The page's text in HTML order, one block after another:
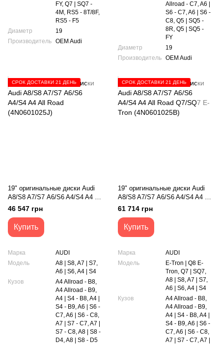
FY, Q7 | SQ7 -
4M, RS5 - 8T/8F,
RS5 - F5
Диаметр
19
Производитель OEM Audi
Allroad - C7, A6 |
S6 - C7, A6 | S6 -
C8, Q5 | SQ5 -
8R, Q5 | SQ5 -
FY
Диаметр
19
Производитель OEM Audi
СРОК ДОСТАВКИ 21 ДЕНЬ
19" оригинальные диски Audi
A8/S8 A7/S7 А6/S6 A4/S4 A4 All
Road (4N0601025J)
46 547 грн
Купить
Марка
AUDI
Модель
A8 | S8, A7 | S7,
A6 | S6, A4 | S4
Кузов
A4 Allroad - B8,
A4 Allroad - B9,
A4 | S4 - B8, A4 |
S4 - B9, A6 | S6 -
C7, A6 | S6 - C8,
A7 | S7 - C7, A7 |
S7 - C8, A8 | S8 -
D4, A8 | S8 - D5
СРОК ДОСТАВКИ 21 ДЕНЬ
19" оригинальные диски Audi
A8/S8 A7/S7 А6/S6 A4/S4 A4 All
Road Q7/SQ7 E-Tron
(4N0601025B)
61 714 грн
Купить
Марка
AUDI
Модель
E-Tron | Q8 E-
Tron, Q7 | SQ7,
A8 | S8, A7 | S7,
A6 | S6, A4 | S4
Кузов
A4 Allroad - B8,
A4 Allroad - B9,
A4 | S4 - B8, A4 |
S4 - B9, A6 | S6 -
C7, A6 | S6 - C8,
A7 | S7 - C7, A7 |